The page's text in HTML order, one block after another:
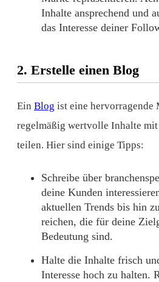
Inhalte ansprechend und
das Interesse deiner
2. Erstelle einen Blog
Ein Blog ist eine hervorragende
regelmäßig wertvolle Inhalte
teilen. Hier sind einige Tipps:
Schreibe über
deine Kunden
aktuellen Trends bis hin
reichen, die für deine
Bedeutung sind.
Halte die Inhalte frisch
Interesse hoch zu halten.